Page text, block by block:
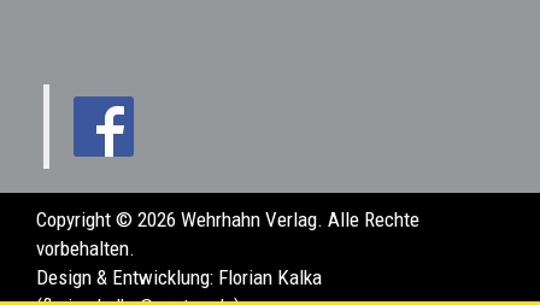
Copyright © 2026 Wehrhahn Verlag. Alle Rechte
vorbehalten.
Design & Entwicklung: Florian Kalka